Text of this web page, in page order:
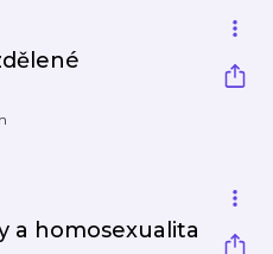
a homosexualita